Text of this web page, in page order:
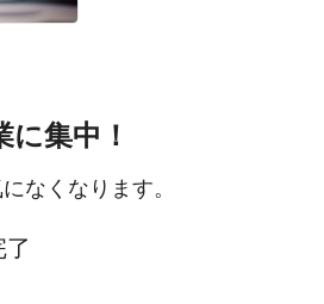
集中！
なくなります。